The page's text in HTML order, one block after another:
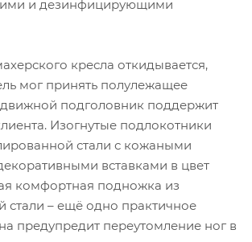
и дезинфицирующими
кресла откидывается,
мог принять полулежащее
подголовник поддержит
Изогнутые подлокотники
стали с кожаными
вставками в цвет
комфортная подножка из
стали – ещё одно практичное
предупредит переутомление ног в